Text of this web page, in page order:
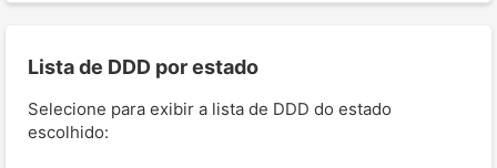
Lista de DDD por estado
Selecione para exibir a lista de DDD do estado
escolhido: